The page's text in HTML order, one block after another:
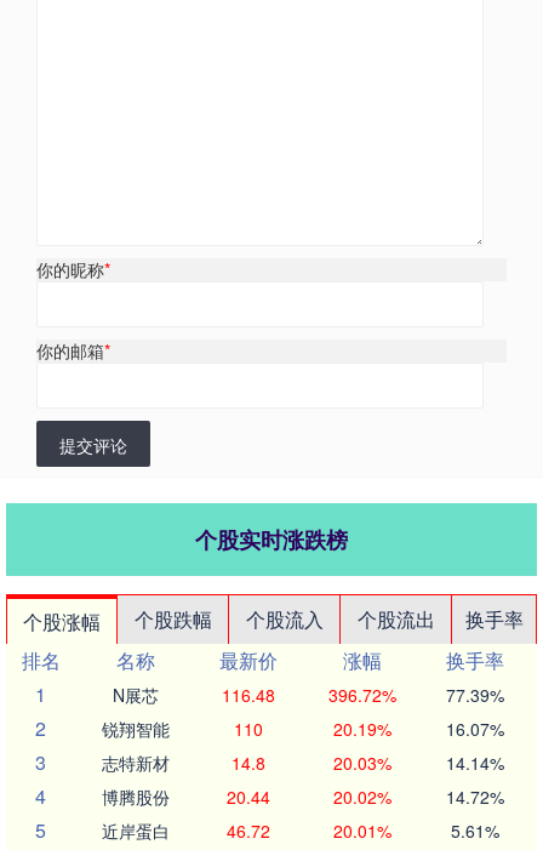
你的昵称*
你的邮箱*
提交评论
个股实时涨跌榜
个股涨幅 个股跌幅 个股流入 个股流出
换手率
排名
名称 最新价 涨幅
换手率
1
N展芯 116.48 396.72% 77.39%
2 锐翔智能 110 20.19% 16.07%
3 志特新材 14.8 20.03% 14.14%
4 博腾股份 20.44 20.02% 14.72%
5 近岸蛋白 46.72 20.01% 5.61%